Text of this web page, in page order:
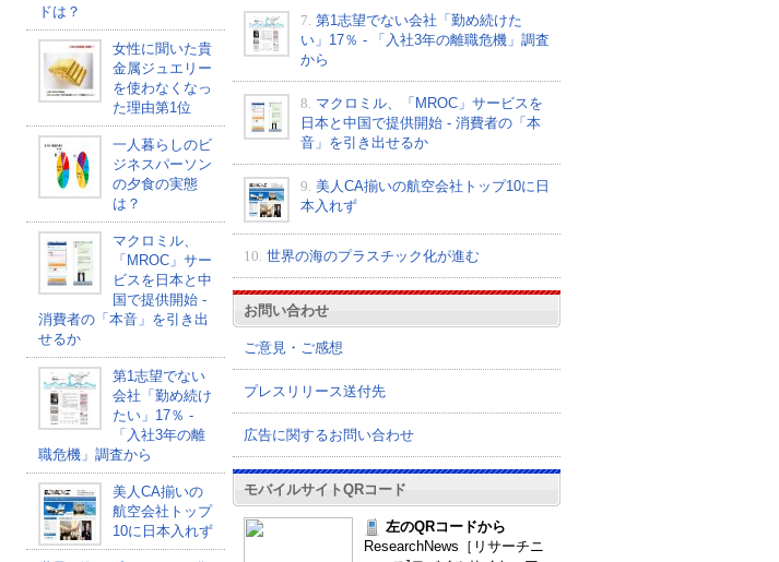
ドは？
女性に聞いた貴
金属ジュエリー
を使わなくなっ
た理由第1位
一人暮らしのビ
ジネスパーソン
の夕食の実態
は？
マクロミル、
「MROC」サー
ビスを日本と中
国で提供開始 -
消費者の「本音」を引き出
せるか
第1志望でない
会社「勤め続け
たい」17％ -
「入社3年の離
職危機」調査から
美人CA揃いの
航空会社トップ
10に日本入れず
7. 第1志望でない会社「勤め続けた
い」17％ - 「入社3年の離職危機」調査
から
8. マクロミル、「MROC」サービスを
日本と中国で提供開始 - 消費者の「本
音」を引き出せるか
9. 美人CA揃いの航空会社トップ10に日
本入れず
10. 世界の海のプラスチック化が進む
お問い合わせ
ご意見・ご感想
プレスリリース送付先
広告に関するお問い合わせ
モバイルサイトQRコード
左のQRコードから
ResearchNews［リサーチニ